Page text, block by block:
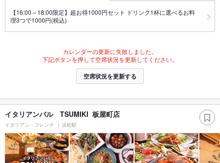
【16:00～18:00限定】超お得1000円セット ドリンク1杯に選べるお料
理3つで1000円(税込)
カレンダーの更新に失敗しました。
下記ボタンを押して空席状況を更新してください。
空席状況を更新する
イタリアンバル TSUMIKI 板屋町店
イタリアン・フレンチ 浜松駅